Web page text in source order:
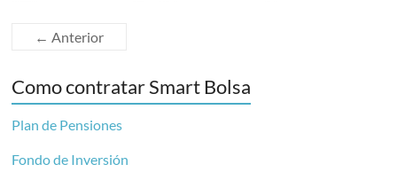
← Anterior
Como contratar Smart Bolsa
Plan de Pensiones
Fondo de Inversión